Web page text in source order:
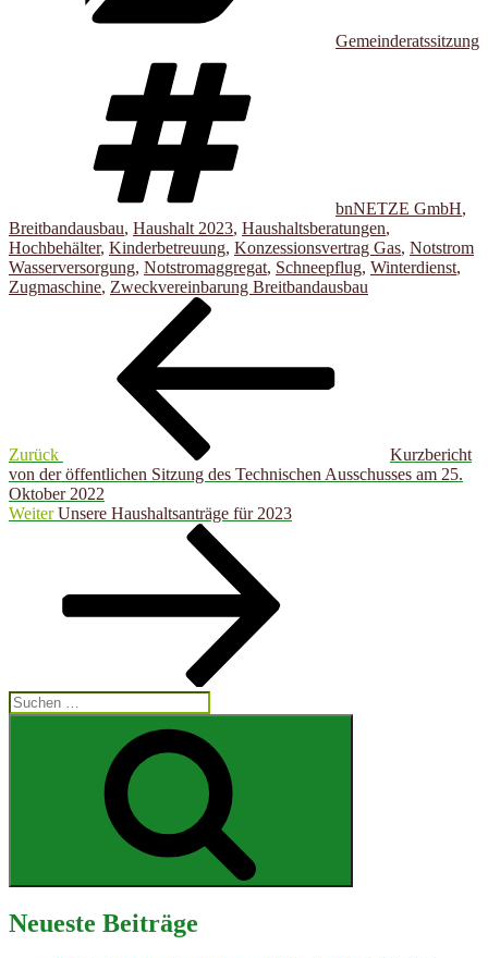
Gemeinderatssitzung
bnNETZE GmbH,
Breitbandausbau, Haushalt 2023, Haushaltsberatungen,
Hochbehälter, Kinderbetreuung, Konzessionsvertrag Gas, Notstrom
Wasserversorgung, Notstromaggregat, Schneepflug, Winterdienst,
Zugmaschine, Zweckvereinbarung Breitbandausbau
Beitragsnavigation
Zurück
Kurzbericht
von der öffentlichen Sitzung des Technischen Ausschusses am 25.
Oktober 2022
Nächster
Weiter Unsere Haushaltsanträge für 2023
Suchen
nach:
Neueste Beiträge